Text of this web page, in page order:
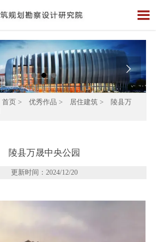


首页 > 优秀作品 > 居住建筑>
陵县万
陵县万晟中央公园
更新时间：2024/12/20